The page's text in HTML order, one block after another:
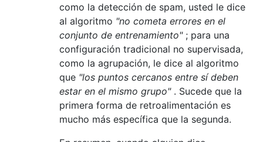
como la detección de spam, usted le dice
al algoritmo "no cometa errores en el
conjunto de entrenamiento"; para una
configuración tradicional no supervisada,
como la agrupación, le dice al algoritmo
que "los puntos cercanos entre sí deben
estar en el mismo grupo". Sucede que la
primera forma de retroalimentación es
mucho más específica que la segunda.